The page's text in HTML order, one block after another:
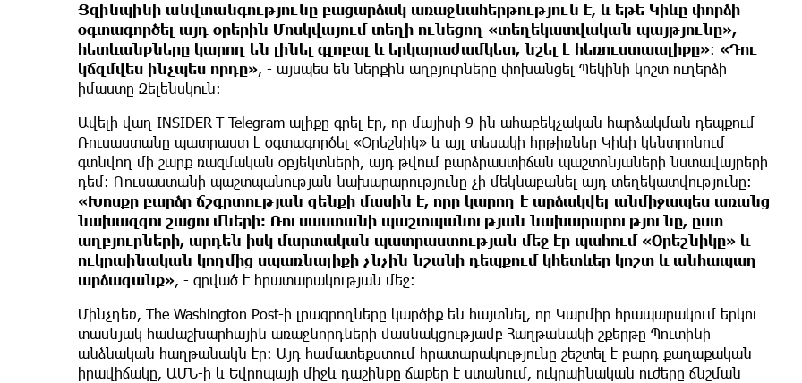
Ցզինպինի անվտանգությունը բացարձակ առաջնահերթություն է, և եթե ​​Կիևը փորձի
օգտագործել այդ օրերին Մոսկվայում տեղի ունեցող «տեղեկատվական պայթյունը»,
հետևանքները կարող են լինել գլոբալ և երկարաժամկետ, նշել է հեռուստաալիքը»։ «Դու
կճզմվես ինչպես որդը», - այսպես են ներքին աղբյուրները փոխանցել Պեկինի կոշտ ուղերձի
իմաստը Զելենսկուն։
Ավելի վաղ INSIDER-T Telegram ալիքը գրել էր, որ մայիսի 9-ին ահաբեկչական հարձակման դեպքում
Ռուսաստանը պատրաստ է օգտագործել «Օրեշնիկ» և այլ տեսակի հրթիռներ Կիևի կենտրոնում
գտնվող մի շարք ռազմական օբյեկտների, այդ թվում բարձրաստիճան պաշտոնյաների նստավայրերի
դեմ։ Ռուսաստանի պաշտպանության նախարարությունը չի մեկնաբանել այդ տեղեկատվությունը։
«Խոսքը բարձր ճշգրտության զենքի մասին է, որը կարող է արձակվել անմիջապես առանց
նախազգուշացումների: Ռուսաստանի պաշտպանության նախարարությունը, ըստ
աղբյուրների, արդեն իսկ մարտական ​​պատրաստության մեջ էր պահում «Օրեշնիկը» և
ուկրաինական կողմից սպառնալիքի չնչին նշանի դեպքում կհետևեր կոշտ և անհապաղ
արձագանք», - գրված է հրատարակության մեջ:
Մինչդեռ, The Washington Post-ի լրագրողները կարծիք են հայտնել, որ Կարմիր հրապարակում երկու
տասնյակ համաշխարհային առաջնորդների մասնակցությամբ Հաղթանակի շքերթը Պուտինի
անձնական հաղթանակն էր։ Այդ համատեքստում հրատարակությունը շեշտել է բարդ քաղաքական
իրավիճակը, ԱՄՆ-ի և Եվրոպայի միջև դաշինքը ճաքեր է ստանում, ուկրաինական ուժերը ճնշման